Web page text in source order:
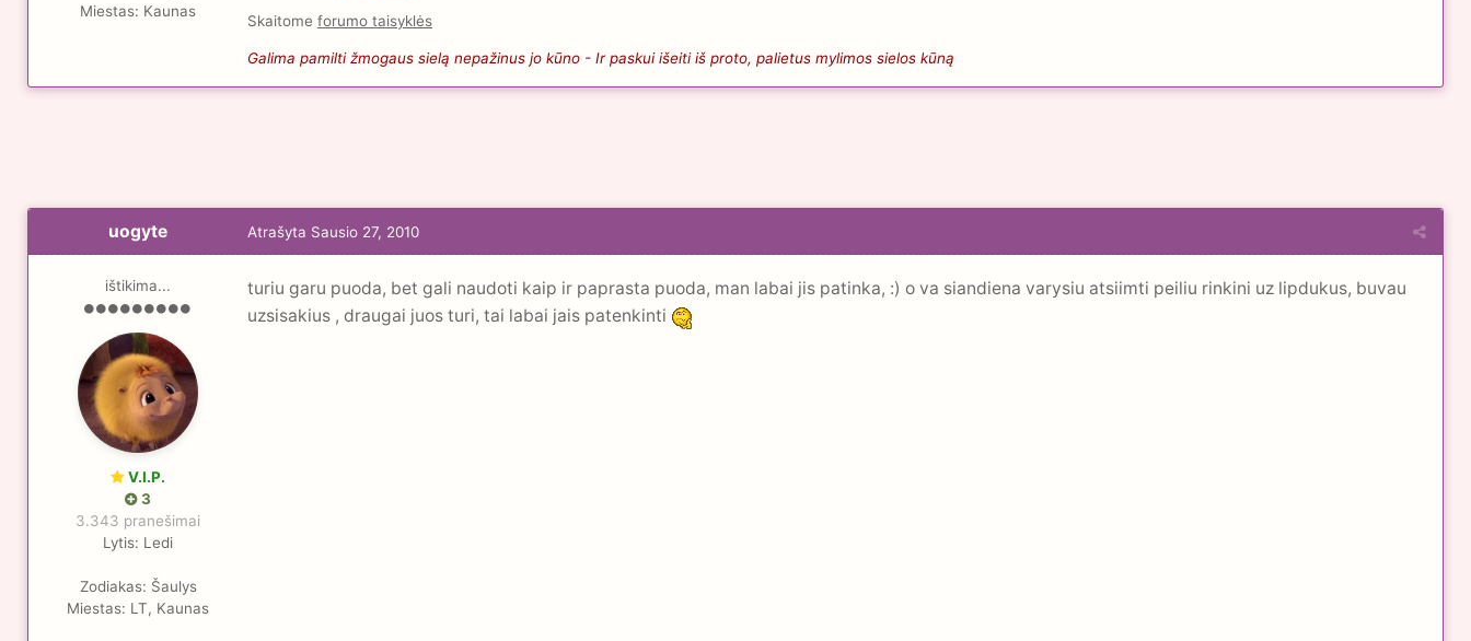
Miestas: Kaunas
Skaitome forumo taisyklės
Galima pamilti žmogaus sielą nepažinus jo kūno - Ir paskui išeiti iš proto, palietus mylimos sielos kūną
uogyte
ištikima...
V.I.P.
3
3.343 pranešimai
Lytis: Ledi
Zodiakas: Šaulys
Miestas: LT, Kaunas
Atrašyta Sausio 27, 2010
turiu garu puoda, bet gali naudoti kaip ir paprasta puoda, man labai jis patinka, :) o va siandiena varysiu atsiimti peiliu rinkini uz lipdukus, buvau
uzsisakius , draugai juos turi, tai labai jais patenkinti